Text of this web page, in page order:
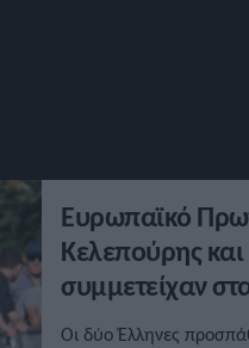
Ευρωπαϊκό
Κελεπούρης
συμμετείχαν
Οι δύο Έλληνες